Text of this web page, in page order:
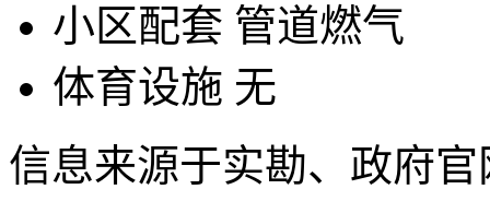
小区配套 管道燃气
体育设施 无
信息来源于实勘、政府